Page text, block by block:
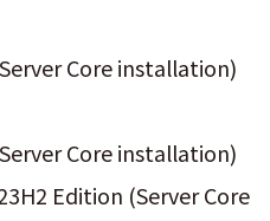
Core installation)
Core installation)
Edition (Server Core